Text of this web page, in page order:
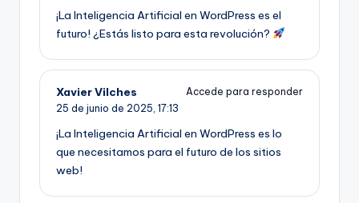
¡La Inteligencia Artificial en WordPress es el
futuro! ¿Estás listo para esta revolución?
Xavier Vilches
Accede para responder
25 de junio de 2025, 17:13
¡La Inteligencia Artificial en WordPress es lo
que necesitamos para el futuro de los sitios
web!